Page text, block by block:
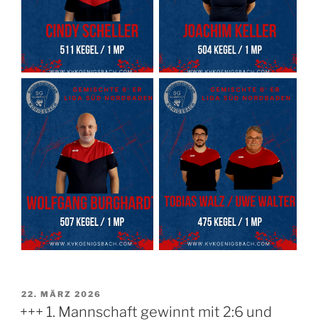
VERÖFFENTLICHT
22. MÄRZ 2026
+++ 1. Mannschaft gewinnt mit 2:6 und